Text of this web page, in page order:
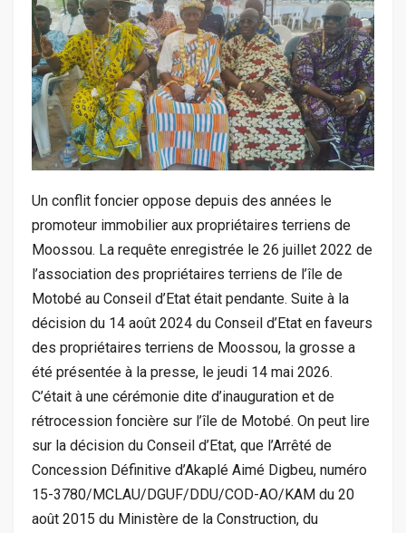
Un conflit foncier oppose depuis des années le
promoteur immobilier aux propriétaires terriens de
Moossou. La requête enregistrée le 26 juillet 2022 de
l’association des propriétaires terriens de l’île de
Motobé au Conseil d’Etat était pendante. Suite à la
décision du 14 août 2024 du Conseil d’Etat en faveurs
des propriétaires terriens de Moossou, la grosse a
été présentée à la presse, le jeudi 14 mai 2026.
C’était à une cérémonie dite d’inauguration et de
rétrocession foncière sur l’île de Motobé. On peut lire
sur la décision du Conseil d’Etat, que l’Arrêté de
Concession Définitive d’Akaplé Aimé Digbeu, numéro
15-3780/MCLAU/DGUF/DDU/COD-AO/KAM du 20
août 2015 du Ministère de la Construction, du